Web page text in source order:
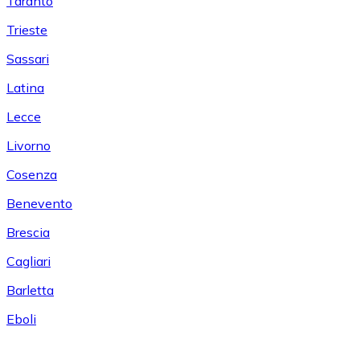
Trieste
Sassari
Latina
Lecce
Livorno
Cosenza
Benevento
Brescia
Cagliari
Barletta
Eboli